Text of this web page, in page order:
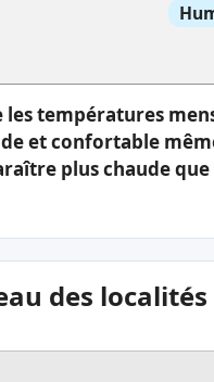
températures
et confortable
plus chaude
des